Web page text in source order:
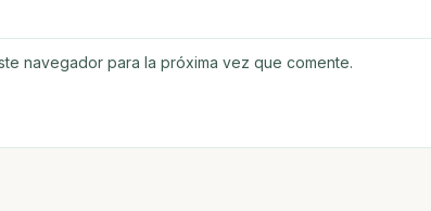
navegador para la próxima vez que comente.